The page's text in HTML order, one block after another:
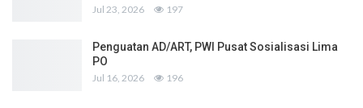
Jul 23, 2026 197
Penguatan AD/ART, PWI Pusat Sosialisasi Lima
PO
Jul 16, 2026 196